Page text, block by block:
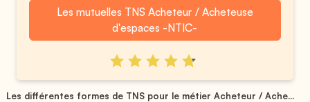
Les mutuelles TNS Acheteur / Acheteuse
d'espaces -NTIC-
Les différentes formes de TNS pour le métier Acheteur / Ache...